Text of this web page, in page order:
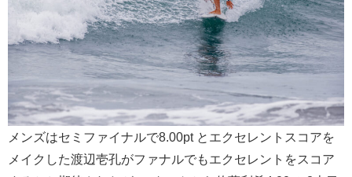
メンズはセミファイナルで8.00pt とエクセレントスコアを
メイクした渡辺壱孔がファナルでもエクセレントをスコア